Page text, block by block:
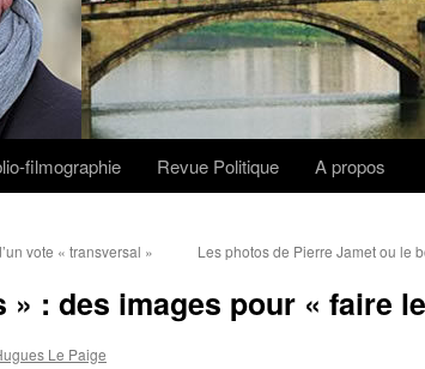
filmographie Revue Politique A propos
vote « transversal » Les photos de Pierre Jamet ou le
» : des images pour « faire
Le Paige